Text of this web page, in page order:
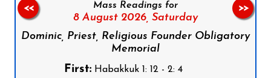
Mass Readings for
8 August 2026, Saturday
Dominic, Priest, Religious Founder Obligatory
Memorial
First:Habakkuk 1: 12 - 2: 4
<< >>